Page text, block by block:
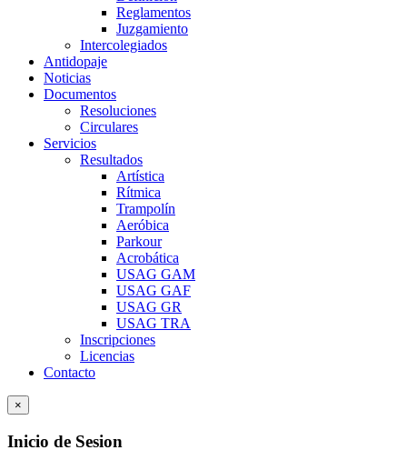
Reglamentos
Juzgamiento
Intercolegiados
Antidopaje
Noticias
Documentos
Resoluciones
Circulares
Servicios
Resultados
Artística
Rítmica
Trampolín
Aeróbica
Parkour
Acrobática
USAG GAM
USAG GAF
USAG GR
USAG TRA
Inscripciones
Licencias
Contacto
×
Inicio de Sesion